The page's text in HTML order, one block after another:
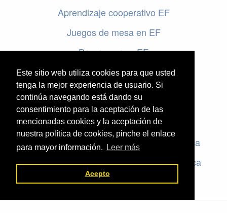
Este sitio web utiliza cookies para que usted
tenga la mejor experiencia de usuario. Si
continúa navegando está dando su
consentimiento para la aceptación de las
mencionadas cookies y la aceptación de
nuestra política de cookies, pinche el enlace
para mayor información.
Leer más
Acepto
Aprendizaje cooperativo EF
Juegos de mesa en EF
Programar en EF
Cursos online de educación física
Artículos destacados
Evaluación en educación física
Criterios de evaluación en educación física
Rúbricas de evaluación en educación física